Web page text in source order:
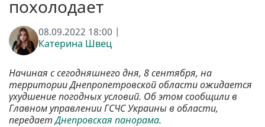
похолодает
08.09.2022 18:00 |
Катерина Швец
Начиная с сегодняшнего дня, 8 сентября, на
территории Днепропетровской области ожидается
ухудшение погодных условий. Об этом сообщили в
Главном управлении ГСЧС Украины в области,
передаетДнепровская панорама.